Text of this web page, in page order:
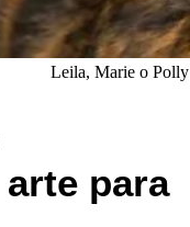
Leila, Marie o Polly
para